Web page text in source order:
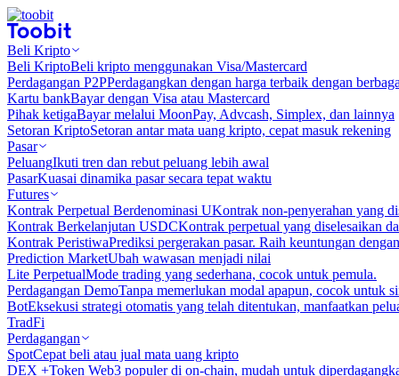
Beli Kripto
Beli KriptoBeli kripto menggunakan Visa/Mastercard
Perdagangan P2PPerdagangkan dengan harga terbaik dengan
Kartu bankBayar dengan Visa atau Mastercard
Pihak ketigaBayar melalui MoonPay, Advcash, Simplex, dan lainnya
Setoran KriptoSetoran antar mata uang kripto, cepat masuk rekening
Pasar
PeluangIkuti tren dan rebut peluang lebih awal
PasarKuasai dinamika pasar secara tepat waktu
Futures
Kontrak Perpetual Berdenominasi UKontrak non-penyerahan yang
Kontrak Berkelanjutan USDCKontrak perpetual yang diselesaikan
Kontrak PeristiwaPrediksi pergerakan pasar. Raih keuntungan
Prediction MarketUbah wawasan menjadi nilai
Lite PerpetualMode trading yang sederhana, cocok untuk pemula.
Perdagangan DemoTanpa memerlukan modal apapun, cocok untuk
BotEksekusi strategi otomatis yang telah ditentukan, manfaatkan
TradFi
Perdagangan
SpotCepat beli atau jual mata uang kripto
DEX +Token Web3 populer di on-chain, mudah untuk